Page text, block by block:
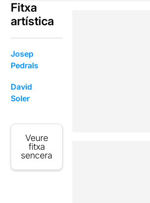
Fitxa
artística
Josep
Pedrals
David
Soler
Veure
fitxa
sencera